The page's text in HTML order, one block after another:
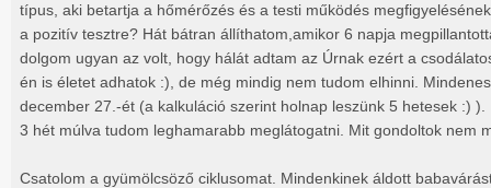
típus, aki betartja a hőmérőzés és a testi működés
a pozitív tesztre? Hát bátran állíthatom,amikor 6 napja
dolgom ugyan az volt, hogy hálát adtam az Úrnak ezért a
én is életet adhatok :), de még mindig nem tudom elhinni.
december 27.-ét (a kalkuláció szerint holnap leszünk 5 hetesek :)
3 hét múlva tudom leghamarabb meglátogatni. Mit gondoltok nem
Csatolom a gyümölcsöző ciklusomat. Mindenkinek áldott